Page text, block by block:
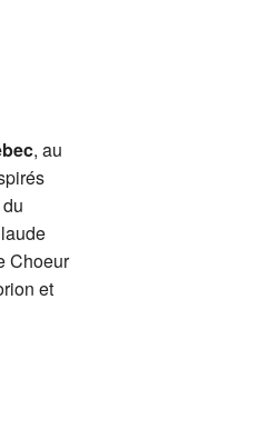
, au
Choeur
et